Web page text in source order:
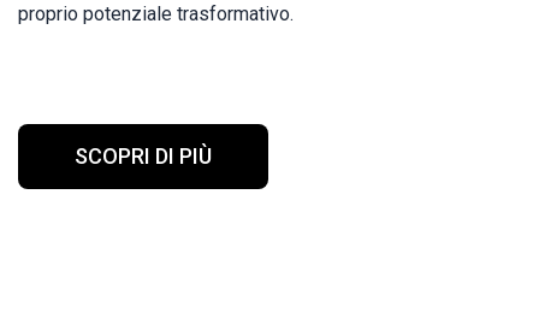
proprio potenziale trasformativo.
SCOPRI DI PIÙ